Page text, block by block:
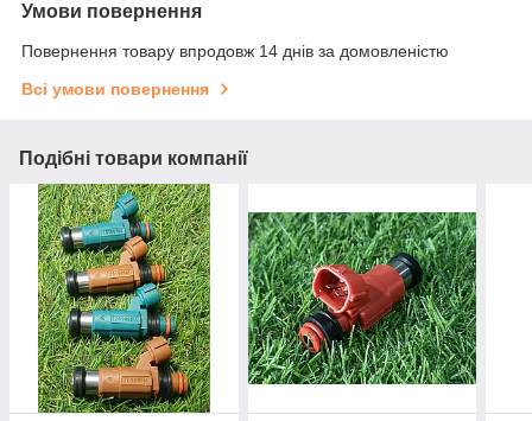
Умови повернення
Повернення товару впродовж 14 днів за домовленістю
Всі умови повернення
Подібні товари компанії